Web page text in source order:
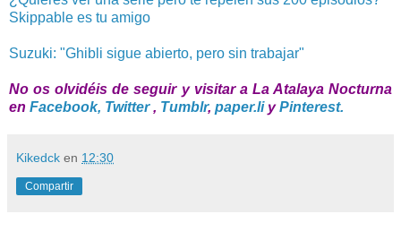
Skippable es tu amigo
Suzuki: "Ghibli sigue abierto, pero sin trabajar"
No os olvidéis de seguir y visitar a La Atalaya Nocturna
en Facebook, Twitter, Tumblr, paper.liyPinterest.
Kikedck en 12:30
Compartir